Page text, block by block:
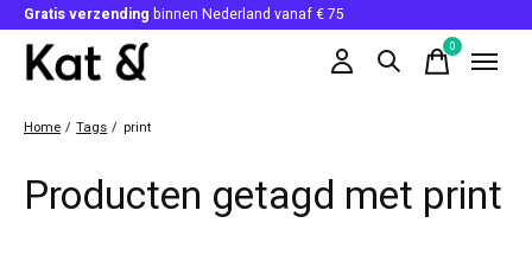
Gratis verzending binnen Nederland vanaf € 75
0items
Home / Tags / print
Producten getagd met print